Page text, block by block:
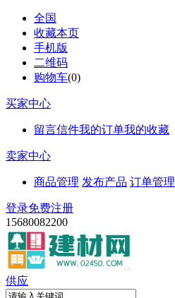
全国
收藏本页
手机版
二维码
购物车(0)
买家中心
留言信件我的订单我的收藏
卖家中心
商品管理 发布产品 订单管理
登录免费注册
15680082200
供应